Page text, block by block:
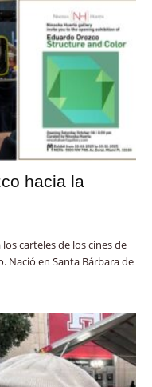
hacia la
los carteles de los cines de
Nació en Santa Bárbara de